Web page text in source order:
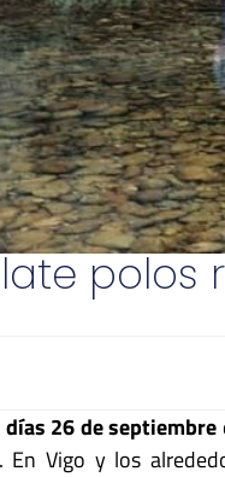
polos
26 de septiembre
. En Vigo y los